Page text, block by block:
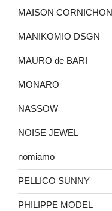
MAISON CORNICHON
MANIKOMIO DSGN
MAURO de BARI
MONARO
NASSOW
NOISE JEWEL
nomiamo
PELLICO SUNNY
PHILIPPE MODEL